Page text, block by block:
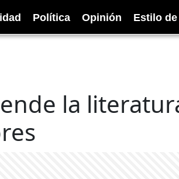
Política Opinión Estilo
la